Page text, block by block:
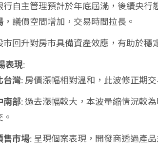
行自主管理預計於年底屆滿，後續央行
，議價空間增加，交易時間拉長。
市回升對房市具備資產效應，有助於穩
表現:
台灣: 房價漲幅相對溫和，此波修正期
南部: 過去漲幅較大，本波量縮情況較
。
售市場: 呈現個案表現，開發商透過產